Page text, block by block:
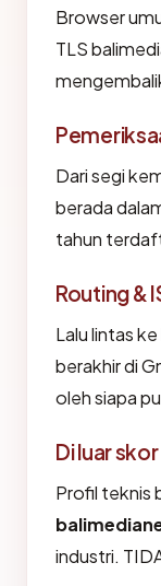
Browser
TLS
Dari segi
berada
tahun
Routing &
Lalu lintas
berakhir di
oleh siapa
Di luar
Profil teknis
industri.